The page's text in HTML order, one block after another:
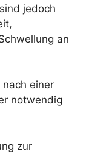
jedoch
an
einer
notwendig
zur